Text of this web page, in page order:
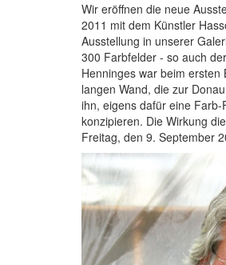
Wir eröffnen die neue
2011 mit dem Künstler
Ausstellung in unserer
300 Farbfelder - so auch
Henninges war beim
langen Wand, die zur
ihn, eigens dafür eine
konzipieren. Die Wirkung
Freitag, den 9. September